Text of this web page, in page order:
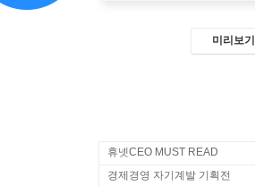
미리보기
휴넷CEO MUST READ
경제경영 자기계발 기획전